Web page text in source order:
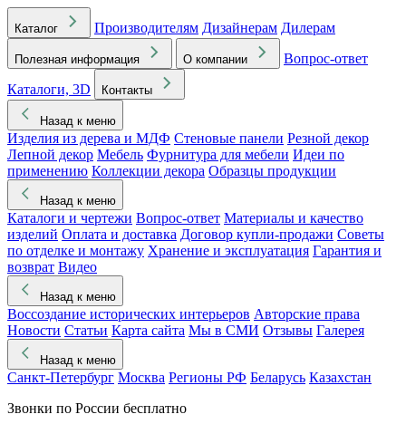
Каталог Производителям Дизайнерам Дилерам
Полезная информация О компании
Вопрос-ответ
Каталоги, 3D
Контакты
Назад к меню
Изделия из дерева и МДФ Стеновые панели Резной декор
Лепной декор Мебель Фурнитура для мебели Идеи по
применению Коллекции декора Образцы продукции
Назад к меню
Каталоги и чертежи Вопрос-ответ Материалы и качество
изделий Оплата и доставка Договор купли-продажи Советы
по отделке и монтажу Хранение и эксплуатация Гарантия и
возврат Видео
Назад к меню
Воссоздание исторических интерьеров Авторские права
Новости Статьи Карта сайта Мы в СМИ Отзывы Галерея
Назад к меню
Санкт-Петербург Москва Регионы РФ Беларусь Казахстан
Звонки по России бесплатно